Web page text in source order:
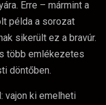
Erre – mármint a
példa a sorozat
sikerült ez a bravúr.
több emlékezetes
döntőben.
vajon ki emelheti